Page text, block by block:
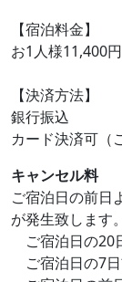
【宿泊料金】
お1人様11,400
【決済方法】
銀行振込
カード決済可（
キャンセル料
ご宿泊日の前日
が発生致します。
ご宿泊日の20
ご宿泊日の7